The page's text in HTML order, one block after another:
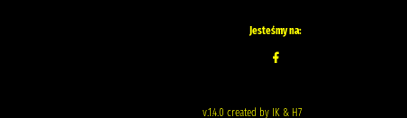
Jesteśmy na:
v.1.4.0 created by IK & H7